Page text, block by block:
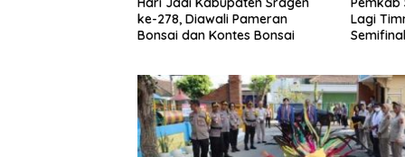
ke-278, Diawali Pameran
Bonsai dan Kontes Bonsai
Lagi